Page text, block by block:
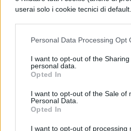
userai solo i cookie tecnici di default.
Personal Data Processing Opt
I want to opt-out of the
personal data.
Opted In
I want to opt-out of the Sale of
Personal Data.
Opted In
I want to opt-out of processing
Lucio o l’asino, derivata
di Patre, che in forma
stessa trama delle
confronto con l’opera
risulta che Apuleio ha
trama del romanzo
novelle ed